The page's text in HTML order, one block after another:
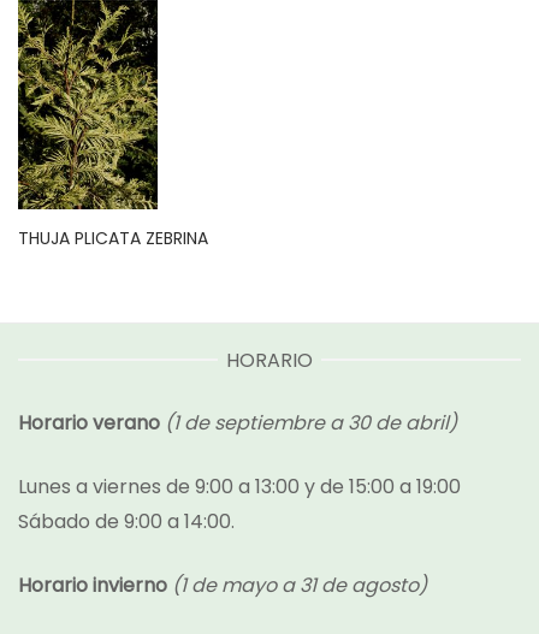
THUJA PLICATA ZEBRINA
HORARIO
Horario verano (1 de septiembre a 30 de abril)
Lunes a viernes de 9:00 a 13:00 y de 15:00 a 19:00
Sábado de 9:00 a 14:00.
Horario invierno (1 de mayo a 31 de agosto)